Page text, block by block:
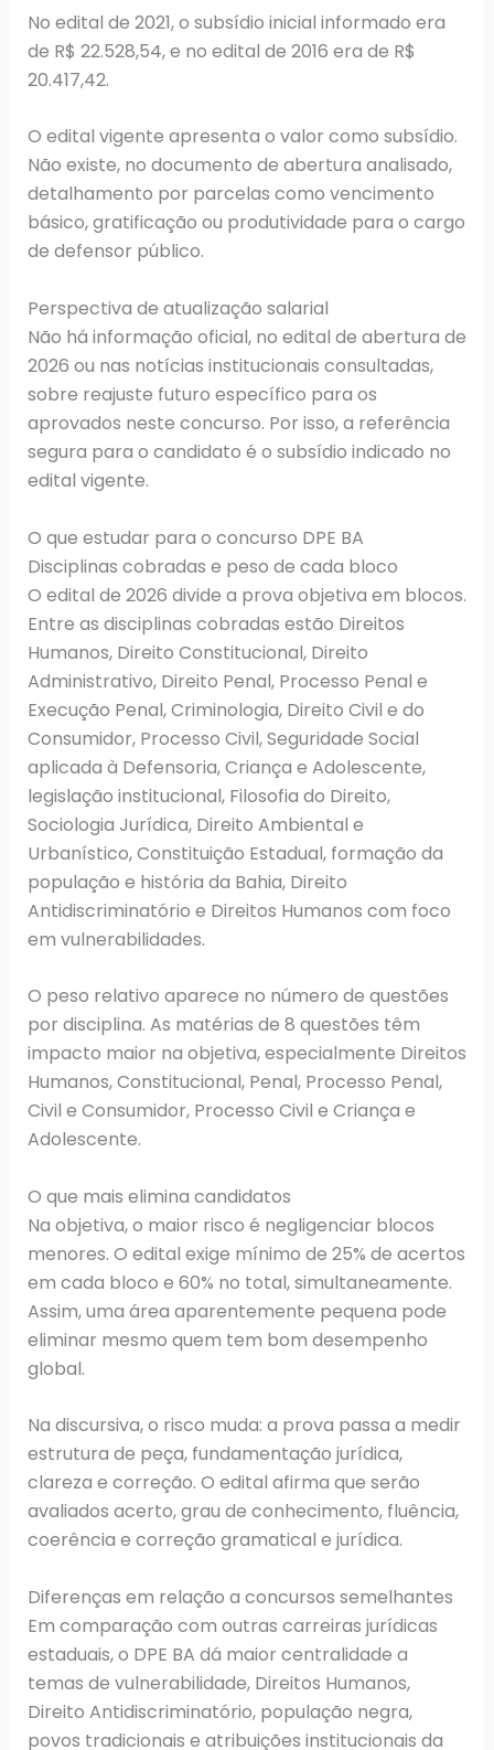
No edital de 2021, o subsídio inicial informado era
de R$ 22.528,54, e no edital de 2016 era de R$
20.417,42.
O edital vigente apresenta o valor como subsídio.
Não existe, no documento de abertura analisado,
detalhamento por parcelas como vencimento
básico, gratificação ou produtividade para o cargo
de defensor público.
Perspectiva de atualização salarial
Não há informação oficial, no edital de abertura de
2026 ou nas notícias institucionais consultadas,
sobre reajuste futuro específico para os
aprovados neste concurso. Por isso, a referência
segura para o candidato é o subsídio indicado no
edital vigente.
O que estudar para o concurso DPE BA
Disciplinas cobradas e peso de cada bloco
O edital de 2026 divide a prova objetiva em blocos.
Entre as disciplinas cobradas estão Direitos
Humanos, Direito Constitucional, Direito
Administrativo, Direito Penal, Processo Penal e
Execução Penal, Criminologia, Direito Civil e do
Consumidor, Processo Civil, Seguridade Social
aplicada à Defensoria, Criança e Adolescente,
legislação institucional, Filosofia do Direito,
Sociologia Jurídica, Direito Ambiental e
Urbanístico, Constituição Estadual, formação da
população e história da Bahia, Direito
Antidiscriminatório e Direitos Humanos com foco
em vulnerabilidades.
O peso relativo aparece no número de questões
por disciplina. As matérias de 8 questões têm
impacto maior na objetiva, especialmente Direitos
Humanos, Constitucional, Penal, Processo Penal,
Civil e Consumidor, Processo Civil e Criança e
Adolescente.
O que mais elimina candidatos
Na objetiva, o maior risco é negligenciar blocos
menores. O edital exige mínimo de 25% de acertos
em cada bloco e 60% no total, simultaneamente.
Assim, uma área aparentemente pequena pode
eliminar mesmo quem tem bom desempenho
global.
Na discursiva, o risco muda: a prova passa a medir
estrutura de peça, fundamentação jurídica,
clareza e correção. O edital afirma que serão
avaliados acerto, grau de conhecimento, fluência,
coerência e correção gramatical e jurídica.
Diferenças em relação a concursos semelhantes
Em comparação com outras carreiras jurídicas
estaduais, o DPE BA dá maior centralidade a
temas de vulnerabilidade, Direitos Humanos,
Direito Antidiscriminatório, população negra,
povos tradicionais e atribuições institucionais da